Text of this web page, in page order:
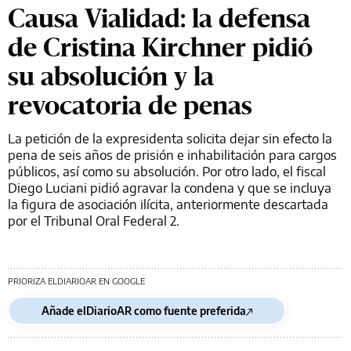
Causa Vialidad: la defensa
de Cristina Kirchner pidió
su absolución y la
revocatoria de penas
La petición de la expresidenta solicita dejar sin efecto la
pena de seis años de prisión e inhabilitación para cargos
públicos, así como su absolución. Por otro lado, el fiscal
Diego Luciani pidió agravar la condena y que se incluya
la figura de asociación ilícita, anteriormente descartada
por el Tribunal Oral Federal 2.
PRIORIZA ELDIARIOAR EN GOOGLE
Añade elDiarioAR como fuente preferida